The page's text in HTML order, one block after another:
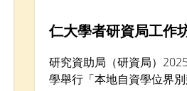
仁大學者研資局工作
研究資助局（研資局）
學舉行「本地自資學位界